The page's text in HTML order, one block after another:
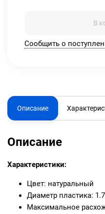
В
Сообщить о
Описание
Описание
Характеристики:
Цвет: натуральный
Диаметр пластика:
Максимальное